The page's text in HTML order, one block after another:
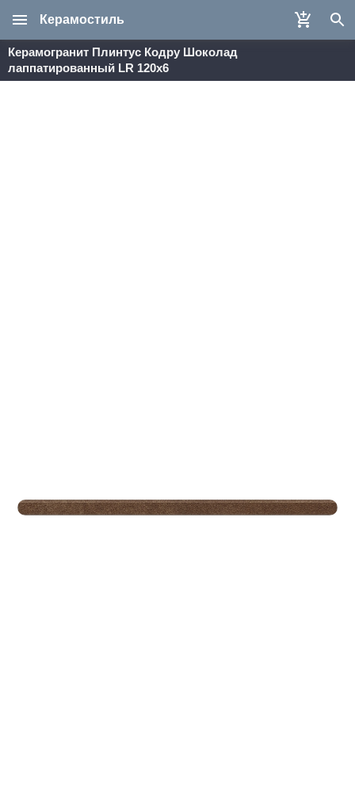
Керамостиль
Керамогранит Плинтус Кодру Шоколад
лаппатированный LR 120х6